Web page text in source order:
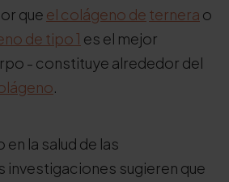
que el colágeno de ternera o
de tipo 1 es el mejor
- constituye alrededor del
.
la salud de las
investigaciones sugieren que